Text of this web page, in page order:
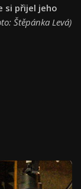
si přijel jeho
Štěpánka Levá)